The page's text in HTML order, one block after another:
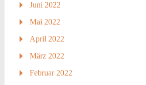
Juni 2022
Mai 2022
April 2022
März 2022
Februar 2022